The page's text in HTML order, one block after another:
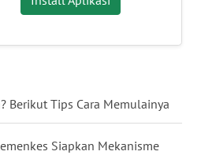
Berikut Tips Cara Memulainya
Siapkan Mekanisme